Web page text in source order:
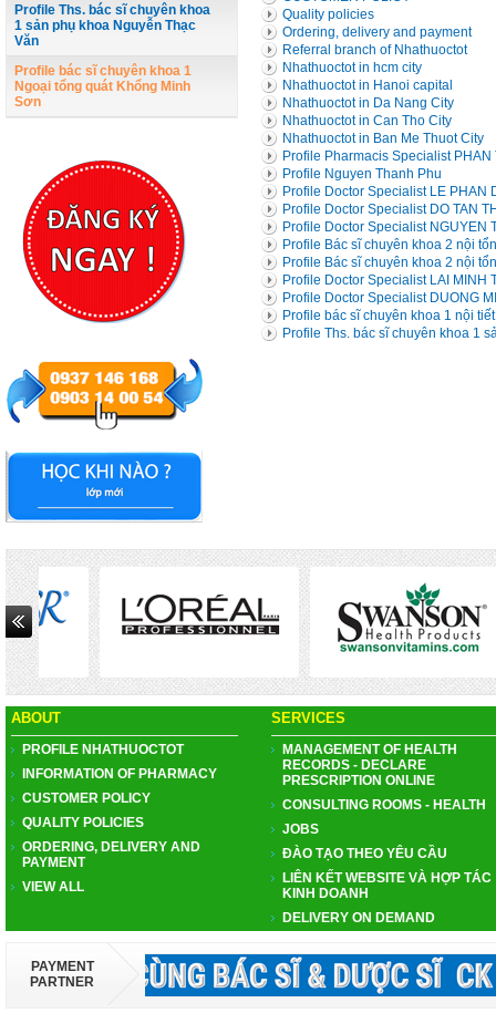
Profile Ths. bác sĩ chuyên khoa
1 sản phụ khoa Nguyễn Thạc
Văn
Profile bác sĩ chuyên khoa 1
Ngoại tổng quát Khổng Minh
Sơn
Quality policies
Ordering, delivery and payment
Referral branch of Nhathuoctot
Nhathuoctot in hcm city
Nhathuoctot in Hanoi capital
Nhathuoctot in Da Nang City
Nhathuoctot in Can Tho City
Nhathuoctot in Ban Me Thuot City
Profile Pharmacis Specialist PHAN
Profile Nguyen Thanh Phu
Profile Doctor Specialist LE PHAN
Profile Doctor Specialist DO TAN
Profile Doctor Specialist NGUYEN
Profile Bác sĩ chuyên khoa 2 nội
Profile Bác sĩ chuyên khoa 2 nội
Profile Doctor Specialist LAI MINH
Profile Doctor Specialist DUONG
Profile bác sĩ chuyên khoa 1 nội
Profile Ths. bác sĩ chuyên khoa 1
ABOUT
PROFILE NHATHUOCTOT
INFORMATION OF PHARMACY
CUSTOMER POLICY
QUALITY POLICIES
ORDERING, DELIVERY AND
PAYMENT
VIEW ALL
SERVICES
MANAGEMENT OF HEALTH
RECORDS - DECLARE
PRESCRIPTION ONLINE
CONSULTING ROOMS - HEALTH
JOBS
ĐÀO TẠO THEO YÊU CẦU
LIÊN KẾT WEBSITE VÀ HỢP TÁC
KINH DOANH
DELIVERY ON DEMAND
PAYMENT
PARTNER